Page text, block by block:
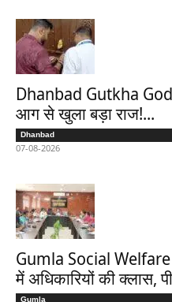
Dhanbad Gutkha
आग से खुला बड़ा राज!...
Dhanbad
07-08-2026
Gumla Social
में अधिकारियों की क्लास,
Gumla